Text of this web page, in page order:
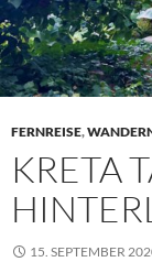
FERNREISE,
KRETA
15. SEPTEMBER